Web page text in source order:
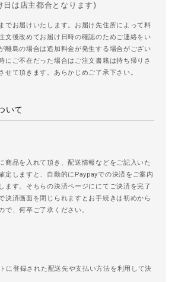
日は店主都合となります)
でお届けいたします。お届け先住所によって料
文後改めてお届け日時の確認のためご連絡をい
離島の場合は追加料金が発生する場合がござい
にご不在だった場合はご注文書籍は持ち帰りさ
せて頂きます。あらかじめご了承下さい。
いて
商品を入れて頂き、配送情報などをご記入いた
定しますと、自動的にPaypayでの決済をご案内
ます。そちらの決済ページににてご決済を完了
決済画面を閉じられますとお手続きは初めから
で、何卒ご了承ください。
に登録された配送先や支払い方法を利用して決